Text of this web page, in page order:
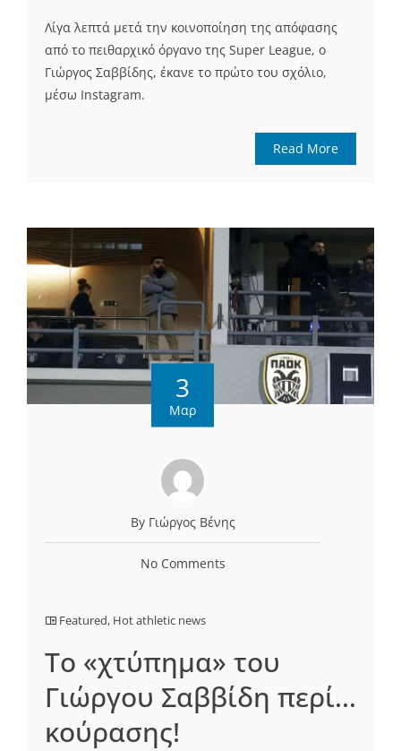
Λίγα λεπτά μετά την κοινοποίηση της απόφασης
από το πειθαρχικό όργανο της Super League, ο
Γιώργος Σαββίδης, έκανε το πρώτο του σχόλιο,
μέσω Instagram.
Read More
3
Μαρ
By Γιώργος Βένης
No Comments
Featured, Hot athletic news
Το «χτύπημα» του
Γιώργου Σαββίδη περί…
κούρασης!